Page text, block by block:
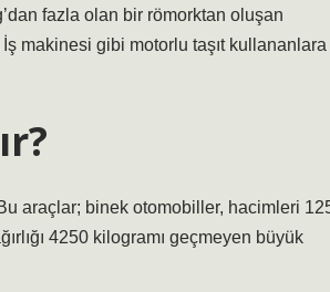
fazla olan bir römorktan oluşan
makinesi gibi motorlu taşıt kullananlara
araçlar; binek otomobiller, hacimleri
4250 kilogramı geçmeyen büyük